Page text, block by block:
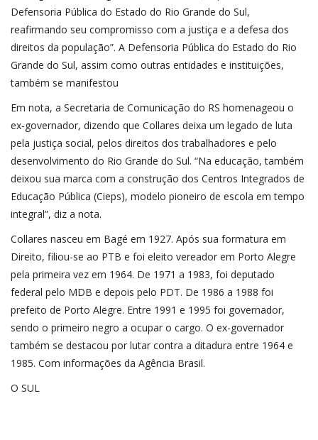
Defensoria Pública do Estado do Rio Grande do Sul,
reafirmando seu compromisso com a justiça e a defesa dos
direitos da população”. A Defensoria Pública do Estado do Rio
Grande do Sul, assim como outras entidades e instituições,
também se manifestou
Em nota, a Secretaria de Comunicação do RS homenageou o
ex-governador, dizendo que Collares deixa um legado de luta
pela justiça social, pelos direitos dos trabalhadores e pelo
desenvolvimento do Rio Grande do Sul. “Na educação, também
deixou sua marca com a construção dos Centros Integrados de
Educação Pública (Cieps), modelo pioneiro de escola em tempo
integral”, diz a nota.
Collares nasceu em Bagé em 1927. Após sua formatura em
Direito, filiou-se ao PTB e foi eleito vereador em Porto Alegre
pela primeira vez em 1964. De 1971 a 1983, foi deputado
federal pelo MDB e depois pelo PDT. De 1986 a 1988 foi
prefeito de Porto Alegre. Entre 1991 e 1995 foi governador,
sendo o primeiro negro a ocupar o cargo. O ex-governador
também se destacou por lutar contra a ditadura entre 1964 e
1985. Com informações da Agência Brasil.
O SUL